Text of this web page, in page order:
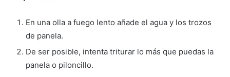
En una olla a fuego lento añade el agua y los trozos
de panela.
De ser posible, intenta triturar lo más que puedas la
panela o piloncillo.